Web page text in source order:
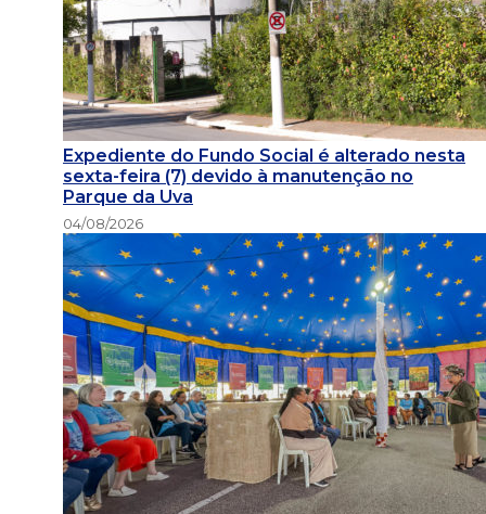
Expediente do Fundo Social é alterado nesta
sexta-feira (7) devido à manutenção no
Parque da Uva
04/08/2026